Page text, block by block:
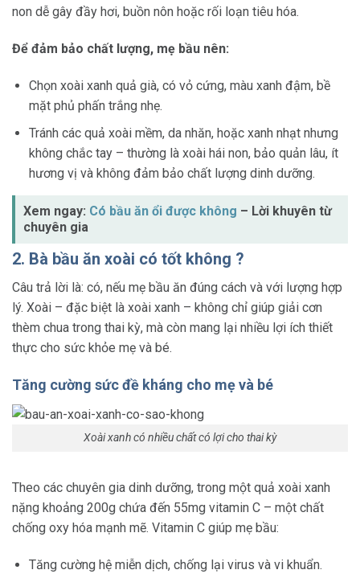
non dễ gây đầy hơi, buồn nôn hoặc rối loạn tiêu hóa.
Để đảm bảo chất lượng, mẹ bầu nên:
Chọn xoài xanh quả già, có vỏ cứng, màu xanh đậm, bề
mặt phủ phấn trắng nhẹ.
Tránh các quả xoài mềm, da nhăn, hoặc xanh nhạt nhưng
không chắc tay – thường là xoài hái non, bảo quản lâu, ít
hương vị và không đảm bảo chất lượng dinh dưỡng.
Xem ngay: Có bầu ăn ổi được không – Lời khuyên từ
chuyên gia
2. Bà bầu ăn xoài có tốt không ?
Câu trả lời là: có, nếu mẹ bầu ăn đúng cách và với lượng hợp
lý. Xoài – đặc biệt là xoài xanh – không chỉ giúp giải cơn
thèm chua trong thai kỳ, mà còn mang lại nhiều lợi ích thiết
thực cho sức khỏe mẹ và bé.
Tăng cường sức đề kháng cho mẹ và bé
Xoài xanh có nhiều chất có lợi cho thai kỳ
Theo các chuyên gia dinh dưỡng, trong một quả xoài xanh
nặng khoảng 200g chứa đến 55mg vitamin C – một chất
chống oxy hóa mạnh mẽ. Vitamin C giúp mẹ bầu:
Tăng cường hệ miễn dịch, chống lại virus và vi khuẩn.